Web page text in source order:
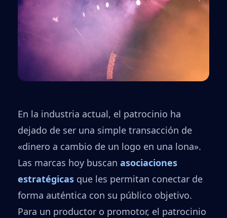
En la industria actual, el patrocinio ha
dejado de ser una simple transacción de
«dinero a cambio de un logo en una lona».
Las marcas hoy buscanasociaciones
estratégicas que les permitan conectar de
forma auténtica con su público objetivo.
Para un productor o promotor, el patrocinio